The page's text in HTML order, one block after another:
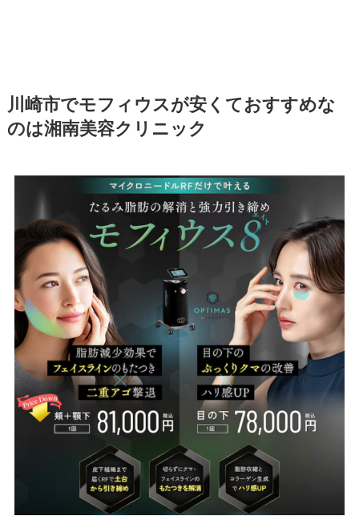
川崎市でモフィウスが安くておすすめな
のは湘南美容クリニック